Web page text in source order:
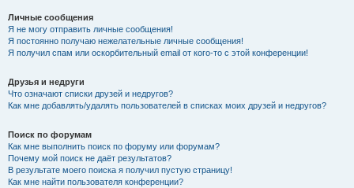
Личные сообщения
Я не могу отправить личные сообщения!
Я постоянно получаю нежелательные личные сообщения!
Я получил спам или оскорбительный email от кого-то с этой конференции!
Друзья и недруги
Что означают списки друзей и недругов?
Как мне добавлять/удалять пользователей в списках моих друзей и недругов?
Поиск по форумам
Как мне выполнить поиск по форуму или форумам?
Почему мой поиск не даёт результатов?
В результате моего поиска я получил пустую страницу!
Как мне найти пользователя конференции?